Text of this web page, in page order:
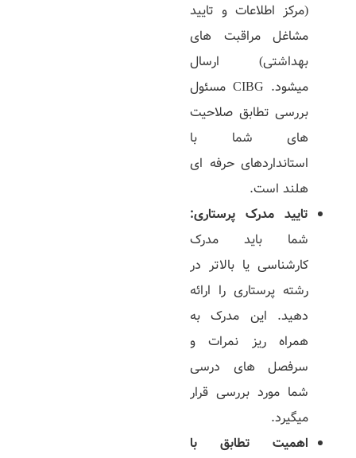
(مرکز اطلاعات و تایید
مشاغل مراقبت‌ های
بهداشتی) ارسال
میشود. CIBG مسئول
بررسی تطابق صلاحیت‌
های شما با
استانداردهای حرفه‌ ای
هلند است.
تایید مدرک پرستاری:
شما باید مدرک
کارشناسی یا بالاتر در
رشته پرستاری را ارائه
دهید. این مدرک به
همراه ریز نمرات و
سرفصل‌ های درسی
شما مورد بررسی قرار
میگیرد.
اهمیت تطابق با